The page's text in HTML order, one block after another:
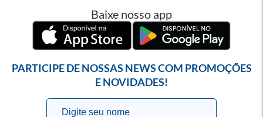
Baixe nosso app
PARTICIPE DE NOSSAS NEWS COM PROMOÇÕES
E NOVIDADES!